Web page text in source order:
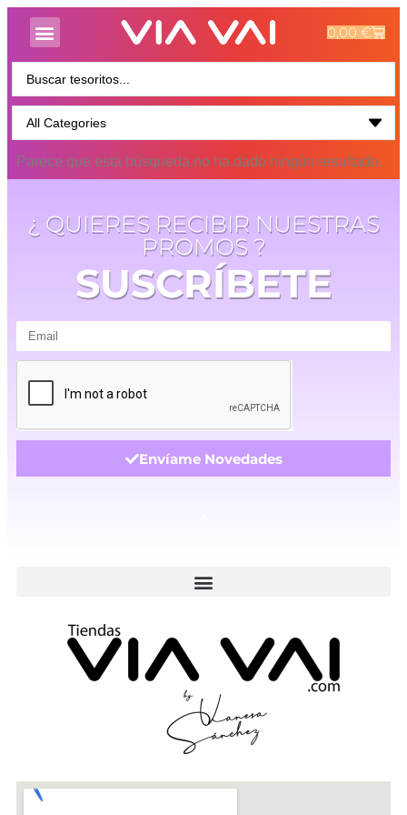
0,00€
Parece que esta búsqueda no ha dado ningún resultado..
¿ QUIERES RECIBIR NUESTRAS
PROMOS ?
SUSCRÍBETE
Envíame Novedades